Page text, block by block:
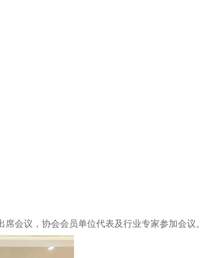
会议，协会会员单位代表及行业专家参加会议。